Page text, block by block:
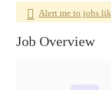
Alert me to jobs
Job Overview